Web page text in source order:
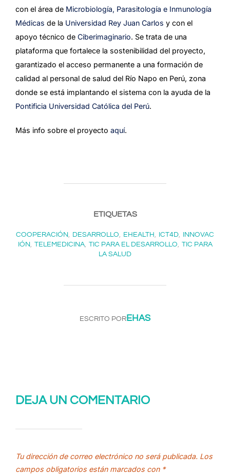
con el área de Microbiología, Parasitología e Inmunología
Médicas de la Universidad Rey Juan Carlos y con el
apoyo técnico de Ciberimaginario. Se trata de una
plataforma que fortalece la sostenibilidad del proyecto,
garantizado el acceso permanente a una formación de
calidad al personal de salud del Río Napo en Perú, zona
donde se está implantando el sistema con la ayuda de la
Pontificia Universidad Católica del Perú.
Más info sobre el proyecto aquí.
ETIQUETAS
COOPERACIÓN , DESARROLLO, EHEALTH , ICT4D,
INNOVAC
IÓN , TELEMEDICINA, TIC PARA EL DESARROLLO, TIC PARA
LA SALUD
AUTOR DE LA ENTRADA
ESCRITO POR EHAS
DEJA UN COMENTARIO
Tu dirección de correo electrónico no será publicada. Los
campos obligatorios están marcados con *